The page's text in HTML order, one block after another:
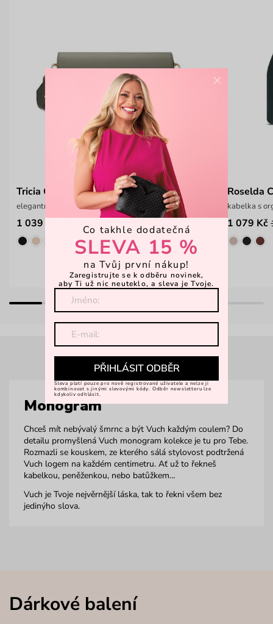
Tricia Green
elegantní ledvinka s nastavitelným popruhem
1 039 Kč 1 299 Kč
Roselda
kabelka s
1 079 Kč
Monogram
Chceš mít nebývalý šmrnc a být Vuch každým coulem? Do
detailu promyšlená Vuch monogram kolekce je tu pro Tebe.
Rozmazli se kouskem, ze kterého sálá stylovost podtržená
Vuch logem na každém centimetru. Ať už to řekneš
kabelkou, peněženkou, nebo batůžkem…
Vuch je Tvoje nejvěrnější láska, tak to řekni všem bez
jedinýho slova.
Dárkové balení
×
Co takhle dodatečná
SLEVA 15 %
na Tvůj první nákup!
Zaregistrujte se k odběru novinek,
aby Ti už nic neuteklo, a sleva je Tvoje.
PŘIHLÁSIT ODBĚR
Sleva platí pouze pro nově registrované uživatele a nelze ji
kombinovat s jinými slevovými kódy. Odběr newsletteru lze
kdykoliv odhlásit.